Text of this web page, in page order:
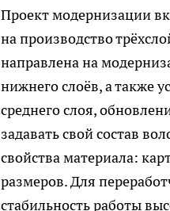
Проект модернизации
на производство
направлена на
нижнего слоёв, а также
среднего слоя,
задавать свой состав
свойства материала:
размеров. Для
стабильность работы